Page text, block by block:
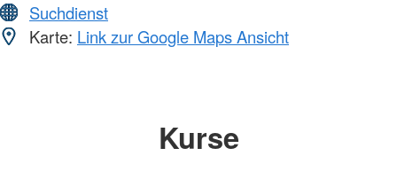
Suchdienst
Karte: Link zur Google Maps Ansicht
Kurse